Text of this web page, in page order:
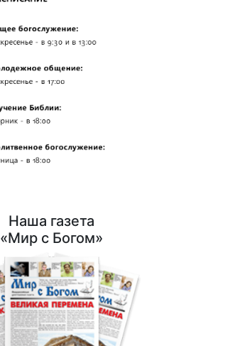
Наша газета
«Мир с Богом»